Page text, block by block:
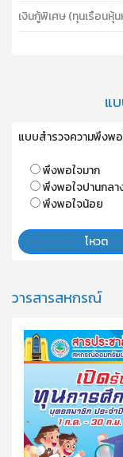
เงินกู้พิเศษ (ทุนเรือนหุ้
แ
แบบสำรวจความพึงพ
พึงพอใจมาก
พึงพอใจปานกลา
พึงพอใจน้อย
โหวต
วารสารสหกรณ์